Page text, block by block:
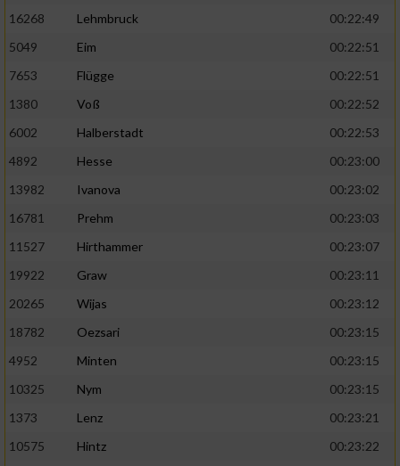
16268
Lehmbruck
00:22:49
5049
Eim
00:22:51
7653
Flügge
00:22:51
1380
Voß
00:22:52
6002
Halberstadt
00:22:53
4892
Hesse
00:23:00
13982
Ivanova
00:23:02
16781
Prehm
00:23:03
11527
Hirthammer
00:23:07
19922
Graw
00:23:11
20265
Wijas
00:23:12
18782
Oezsari
00:23:15
4952
Minten
00:23:15
10325
Nym
00:23:15
1373
Lenz
00:23:21
10575
Hintz
00:23:22